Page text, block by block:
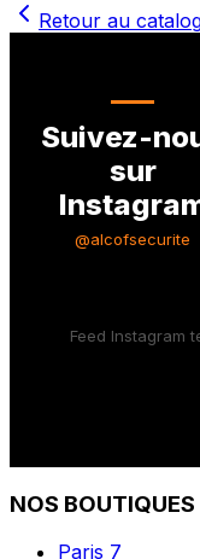
Retour au
Suivez-
sur
@alcofsecurite
Feed Instagram
NOS BOUTIQUES
Paris 7